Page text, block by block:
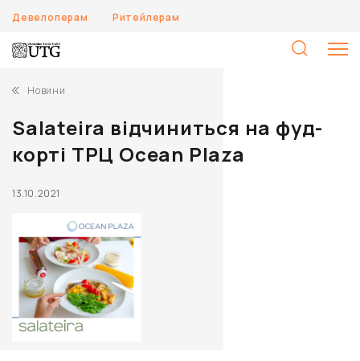
Девелоперам Ритейлерам
Новини
Salateira відчиниться на фуд-
корті ТРЦ Ocean Plaza
13.10.2021